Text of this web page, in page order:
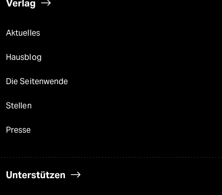
Verlag
Aktuelles
Hausblog
Die Seitenwende
Stellen
Presse
Unterstützen